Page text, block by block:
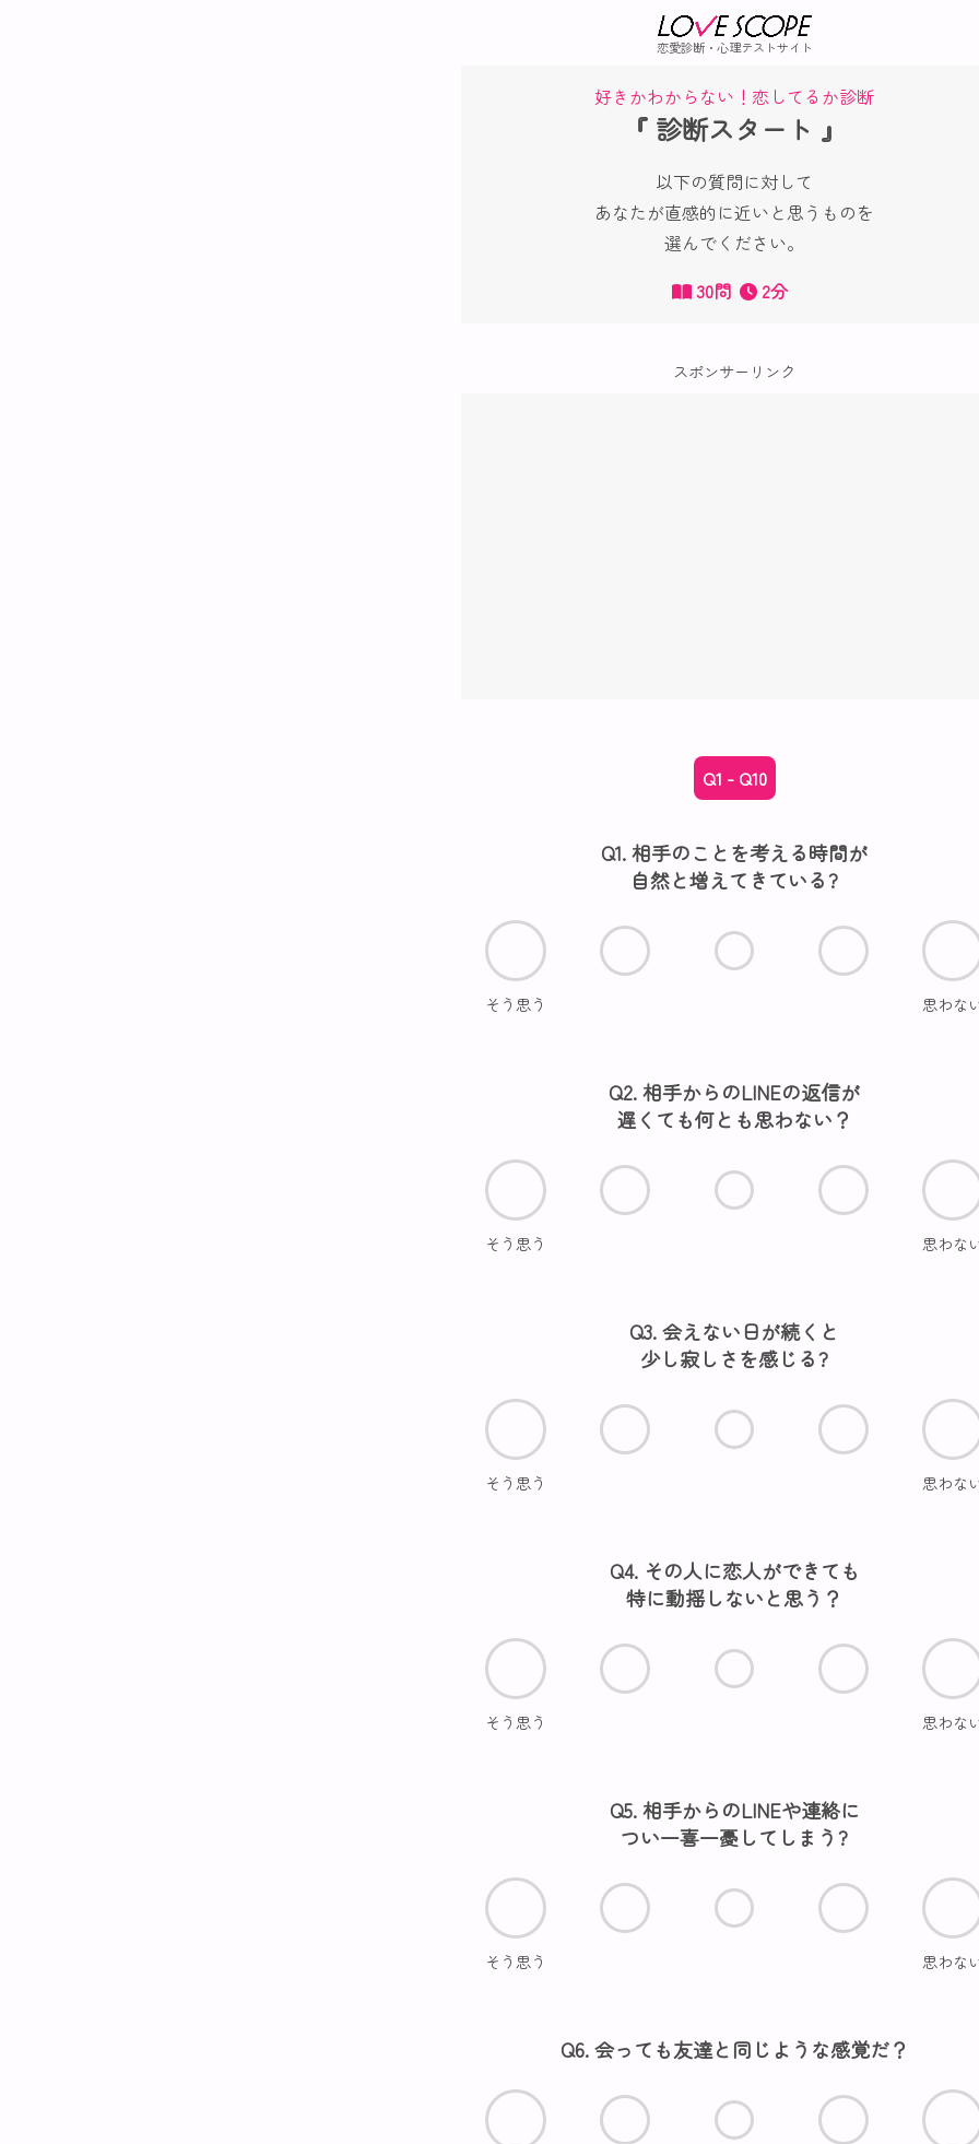
恋愛診断・心理テストサイト
好きかわからない！恋してるか診断
『 診断スタート 』
以下の質問に対して
あなたが直感的に近いと思うものを
選んでください。
30問
2分
スポンサーリンク
Q1 - Q10
Q1. 相手のことを考える時間が
自然と増えてきている?
そう思う 思わな
Q2. 相手からのLINEの返信が
遅くても何とも思わない？
そう思う 思わな
Q3. 会えない日が続くと
少し寂しさを感じる?
そう思う 思わな
Q4. その人に恋人ができても
特に動揺しないと思う？
そう思う 思わな
Q5. 相手からのLINEや連絡に
つい一喜一憂してしまう?
そう思う 思わな
Q6. 会っても友達と同じような感覚だ？